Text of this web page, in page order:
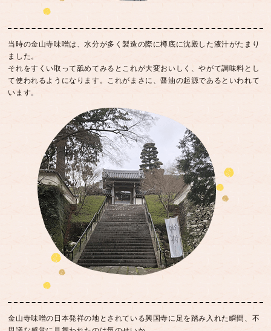
当時の金山寺味噌は、水分が多く製造の際に樽底に沈殿した液汁がたまり
ました。
それをすくい取って舐めてみるとこれが大変おいしく、やがて調味料とし
て使われるようになります。これがまさに、醤油の起源であるといわれて
います。
金山寺味噌の日本発祥の地とされている興国寺に足を踏み入れた瞬間、不